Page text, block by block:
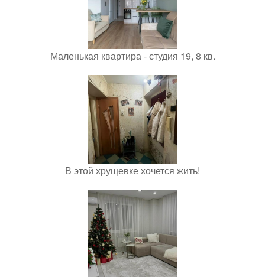
Маленькая квартира - студия 19, 8 кв.
В этой хрущевке хочется жить!